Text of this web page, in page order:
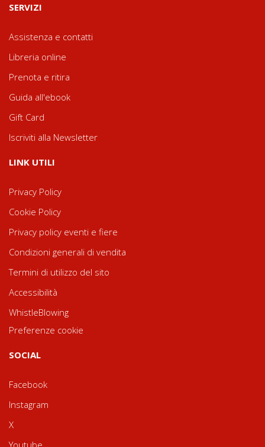
SERVIZI
Assistenza e contatti
Libreria online
Prenota e ritira
Guida all'ebook
Gift Card
Iscriviti alla Newsletter
LINK UTILI
Privacy Policy
Cookie Policy
Privacy policy eventi e fiere
Condizioni generali di vendita
Termini di utilizzo del sito
Accessibilità
WhistleBlowing
Preferenze cookie
SOCIAL
Facebook
Instagram
X
Youtube